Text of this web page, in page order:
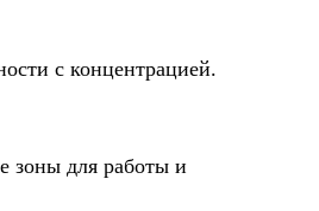
с концентрацией.
зоны для работы и